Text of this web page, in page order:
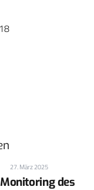
27. März 2025
des